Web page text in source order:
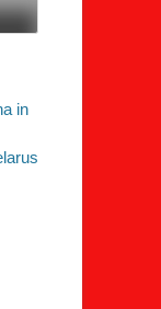
in